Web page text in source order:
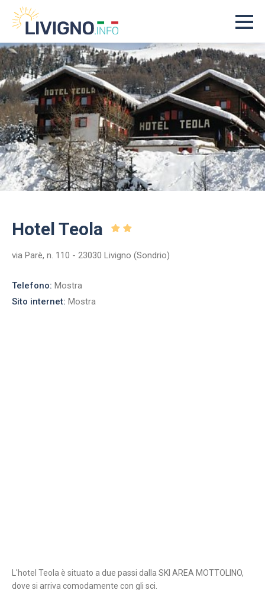
Hotel Teola
via Parè, n. 110 - 23030 Livigno (Sondrio)
Telefono: Mostra
Sito internet: Mostra
L'hotel Teola è situato a due passi dalla SKI AREA MOTTOLINO,
dove si arriva comodamente con gli sci.